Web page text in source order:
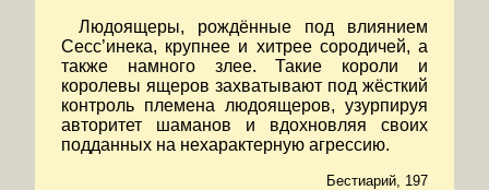
Людоящеры, рождённые под влиянием
Сесс’инека, крупнее и хитрее сородичей, а
также намного злее. Такие короли и
королевы ящеров захватывают под жёсткий
контроль племена людоящеров, узурпируя
авторитет шаманов и вдохновляя своих
подданных на нехарактерную агрессию.
Бестиарий, 197